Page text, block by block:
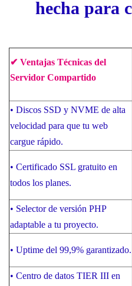
hecha para
✔ Ventajas Técnicas del
Servidor Compartido
• Discos SSD y NVME de alta
velocidad para que tu web
cargue rápido.
• Certificado SSL gratuito en
todos los planes.
• Selector de versión PHP
adaptable a tu proyecto.
• Uptime del 99,9% garantizado.
• Centro de datos TIER III en